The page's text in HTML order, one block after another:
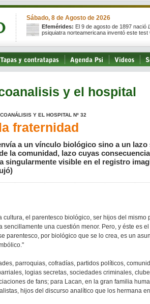
Sábado, 8 de Agosto de 2026
Efemérides: El 9 de agosto de 1897 nació
psiquiatra norteamericana inventó este test
y el hospital
Y EL HOSPITAL Nº 32
fraternidad
a un vínculo biológico sino a un
la comunidad, lazo cuyas
singularmente visible en el registro
cultura, el parentesco biológico, ser hijos del mismo
sencillamente una cuestión menor. Pero, y éste es
parentesco, por biológico que se lo crea, es un
parroquias, cofradías, partidos políticos,
logias secretas, sociedades criminales,
de fans; para Lacan, en la gran familia
hijos del discurso analítico que los hermana